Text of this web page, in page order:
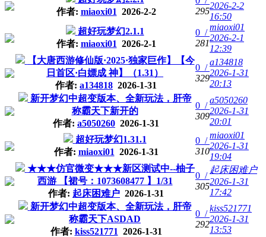
作者: miaoxi01 2026-2-2
295
2026-2-2
16:50
超好玩梦幻2.1.1
作者: miaoxi01 2026-2-1
0 /
281
miaoxi01
2026-2-1
12:39
【大唐西游修仙版·2025·独家巨作】【今
日首区·白嫖成 神】（1.31）
作者: a134818 2026-1-31
0 /
329
a134818
2026-1-31
20:13
新开梦幻中超变版本、全新玩法，肝帝
称霸天下新开的
作者: a5050260 2026-1-31
0 /
309
a5050260
2026-1-31
20:01
超好玩梦幻1.31.1
作者: miaoxi01 2026-1-31
0 /
310
miaoxi01
2026-1-31
19:04
★★★仿官微变★★★新区测试中--柚子
西游 【裙号：1073608477 】1/31
作者: 起床困难户 2026-1-31
0 /
305
起床困难户
2026-1-31
17:42
新开梦幻中超变版本、全新玩法，肝帝
称霸天下ASDAD
作者: kiss521771 2026-1-31
0 /
292
kiss521771
2026-1-31
13:53